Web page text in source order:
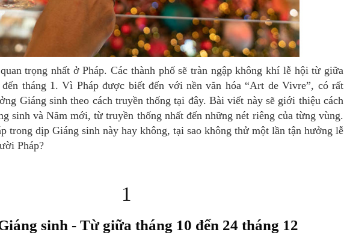
tháng 1. Vì Pháp được biết đến với nền văn hóa “Art de Vivre”, có rất
Giáng sinh theo cách truyền thống tại đây. Bài viết này sẽ giới thiệu cách
sinh và Năm mới, từ truyền thống nhất đến những nét riêng của từng vùng.
trong dịp Giáng sinh này hay không, tại sao không thử một lần tận hưởng lễ
Pháp?
1
sinh - Từ giữa tháng 10 đến 24 tháng 12